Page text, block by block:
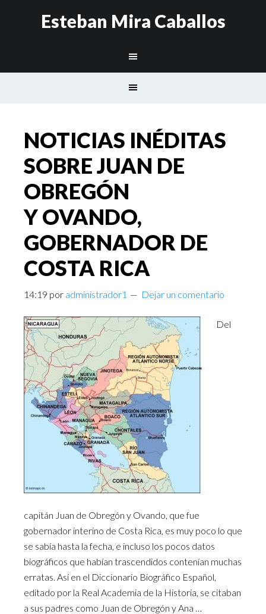
Esteban Mira Caballos
NOTICIAS INÉDITAS
SOBRE JUAN DE
OBREGÓN
Y OVANDO,
GOBERNADOR DE
COSTA RICA
14:19 por administrador1 Dejar un comentario
Del
capitán Juan de Obregón y Ovando, que fue
gobernador interino de Costa Rica, es muy poco lo que
se sabía hasta la fecha, e incluso los pocos datos
biográficos que habían trascendidos contenían muchas
erratas. Así en el Diccionario Biográfico Español,
editado por la Real Academia de la Historia, se citaban
a sus padres como Juan de Obregón y Ana …